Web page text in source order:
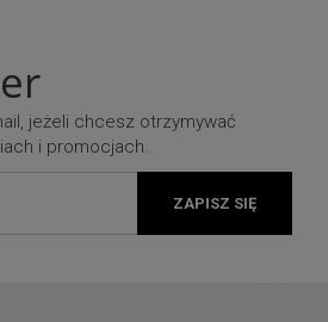
jeżeli chcesz otrzymywać
i promocjach.
ZAPISZ SIĘ